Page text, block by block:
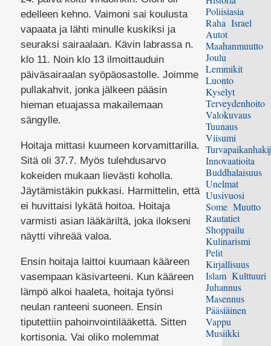
edelleen kehno. Vaimoni sai koulusta
vapaata ja lähti minulle kuskiksi ja
seuraksi sairaalaan. Kävin labrassa n.
klo 11. Noin klo 13 ilmoittauduin
päiväsairaalan syöpäosastolle. Joimme
pullakahvit, jonka jälkeen pääsin
hieman etuajassa makailemaan
sängylle.
Hoitaja mittasi kuumeen korvamittarilla.
Sitä oli 37.7. Myös tulehdusarvo
kokeiden mukaan lievästi koholla.
Jäytämistäkin pukkasi. Harmittelin, että
ei huvittaisi lykätä hoitoa. Hoitaja
varmisti asian lääkäriltä, joka ilokseni
näytti vihreää valoa.
Ensin hoitaja laittoi kuumaan kääreen
vasempaan käsivarteeni. Kun kääreen
lämpö alkoi haaleta, hoitaja työnsi
neulan ranteeni suoneen. Ensin
tiputettiin pahoinvointilääkettä. Sitten
kortisonia. Vai oliko molemmat
Poliisiasia
Raha Israel
Autot
Maahanmuutto
Joulu
Lemmikit
Luonto
Kyselyt
Terveydenhoito
Valokuvaus
Tuunaus
Viisumi
Innovaatioita
Buddhalaisuus
Unelmat
Uusivuosi
Some Muutto
Rautatiet
Shoppailu
Kulinarismi
Pelit
Kirjallisuus
Islam Kulttuuri
Juhannus
Masennus
Pääsiäinen
Vappu
Musiikki